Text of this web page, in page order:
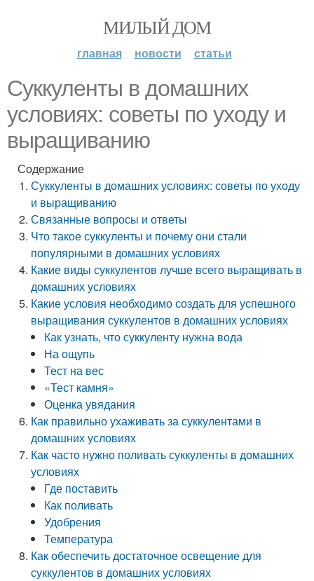
МИЛЫЙ ДОМ
главная новости статьи
Суккуленты в домашних
условиях: советы по уходу и
выращиванию
Содержание
Суккуленты в домашних условиях: советы по уходу
и выращиванию
Связанные вопросы и ответы
Что такое суккуленты и почему они стали
популярными в домашних условиях
Какие виды суккулентов лучше всего выращивать в
домашних условиях
Какие условия необходимо создать для успешного
выращивания суккулентов в домашних условиях
Как узнать, что суккуленту нужна вода
На ощупь
Тест на вес
«Тест камня»
Оценка увядания
Как правильно ухаживать за суккулентами в
домашних условиях
Как часто нужно поливать суккуленты в домашних
условиях
Где поставить
Как поливать
Удобрения
Температура
Как обеспечить достаточное освещение для
суккулентов в домашних условиях